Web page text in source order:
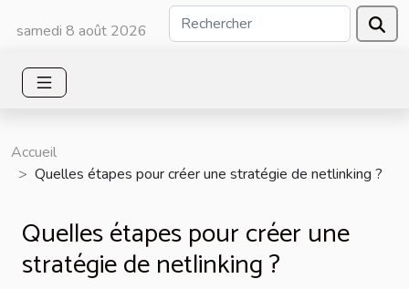
samedi 8 août 2026
Accueil
Quelles étapes pour créer une stratégie de netlinking ?
Quelles étapes pour créer une
stratégie de netlinking ?